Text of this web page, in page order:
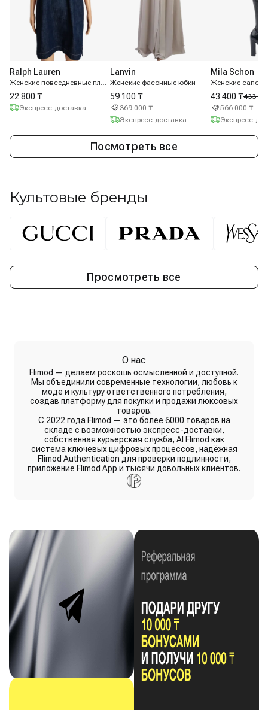
Ralph Lauren
22 800 ₸
Экспресс-доставка
Lanvin
Женские фасонные юбки
59 100 ₸
369 000 ₸
Экспресс-доставка
Mila Schon
Женские сапоги
433
43 400 ₸
566 000 ₸
Экспресс-
Посмотреть все
Культовые бренды
Просмотреть все
О нас
Flimod — делаем роскошь осмысленной и доступной.
Мы объединили современные технологии, любовь к
моде и культуру ответственного потребления,
создав платформу для покупки и продажи люксовых
товаров.
С 2022 года Flimod — это более 6000 товаров на
складе с возможностью экспресс-доставки,
собственная курьерская служба, AI Flimod как
система ключевых цифровых процессов, надёжная
Flimod Authentication для проверки подлинности,
приложение Flimod App и тысячи довольных клиентов.